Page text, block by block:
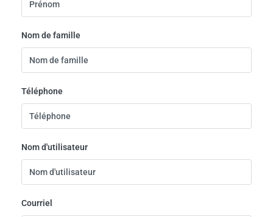
Nom de famille
Téléphone
Nom d'utilisateur
Courriel